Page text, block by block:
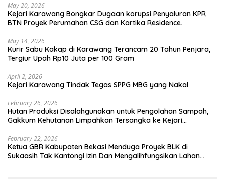
May 20, 2026
Kejari Karawang Bongkar Dugaan korupsi Penyaluran KPR
BTN Proyek Perumahan CSG dan Kartika Residence.
May 14, 2026
Kurir Sabu Kakap di Karawang Terancam 20 Tahun Penjara,
Tergiur Upah Rp10 Juta per 100 Gram
April 2, 2026
Kejari Karawang Tindak Tegas SPPG MBG yang Nakal
February 26, 2026
Hutan Produksi Disalahgunakan untuk Pengolahan Sampah,
Gakkum Kehutanan Limpahkan Tersangka ke Kejari
February 22, 2026
Ketua GBR Kabupaten Bekasi Menduga Proyek BLK di
Sukaasih Tak Kantongi Izin Dan Mengalihfungsikan Lahan